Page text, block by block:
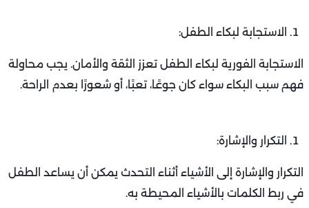
الاستجابة لبكاء الطفل:
الاستجابة الفورية لبكاء الطفل تعزز الثقة والأمان. يجب محاولة
فهم سبب البكاء سواء كان جوعًا، تعبًا، أو شعورًا بعدم الراحة.
التكرار والإشارة:
التكرار والإشارة إلى الأشياء أثناء التحدث يمكن أن يساعد الطفل
في ربط الكلمات بالأشياء المحيطة به.